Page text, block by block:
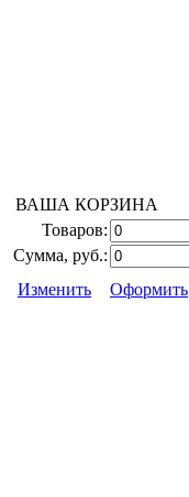
ВАША КОРЗИНА
Товаров:
Сумма, руб.:
Изменить
Оформить